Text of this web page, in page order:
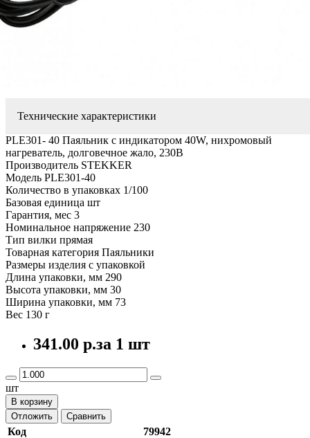
Технические характеристики
PLE301- 40 Паяльник с индикатором 40W, нихромовый
нагреватель, долговечное жало, 230В
Производитель STEKKER
Модель PLE301-40
Количество в упаковках 1/100
Базовая единица шт
Гарантия, мес 3
Номинальное напряжение 230
Тип вилки прямая
Товарная категория Паяльники
Размеры изделия с упаковкой
Длина упаковки, мм 290
Высота упаковки, мм 30
Ширина упаковки, мм 73
Вес 130 г
341.00 р.за 1 шт
шт
В корзину
Отложить
Сравнить
Код
79942